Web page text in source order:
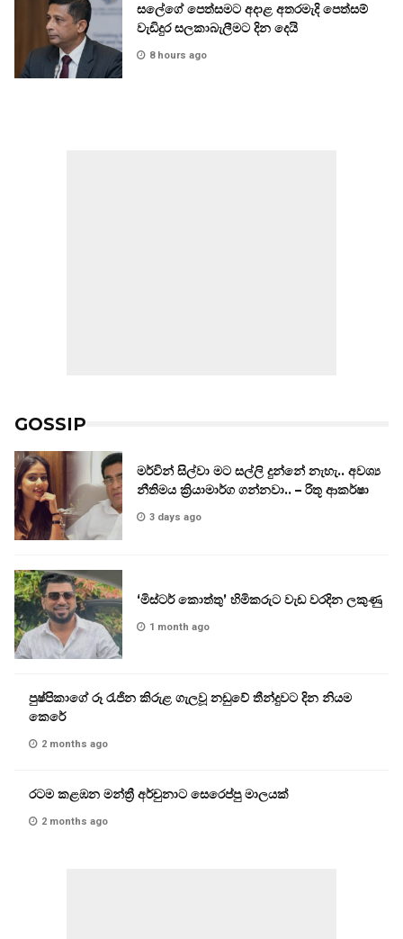
සලේගේ පෙත්සමට අදාළ අතරමැදි පෙත්සම්
වැඩිදුර සලකාබැලීමට දින දෙයි
8 hours ago
GOSSIP
මර්වින් සිල්වා මට සල්ලි දුන්නේ නැහැ.. අවශ්‍ය
නීතිමය ක්‍රියාමාර්ග ගන්නවා.. – රිතූ ආකර්ෂා
3 days ago
‘මිස්ටර් කොත්තු’ හිමිකරුට වැඩ වරදින ලකුණු
1 month ago
පුෂ්පිකාගේ රූ රැජින කිරුළ ගැලවූ නඩුවේ තීන්දුවට දින නියම
කෙරේ
2 months ago
රටම කළඹන මන්ත්‍රී අර්චුනාට සෙරෙප්පු මාලයක්
2 months ago